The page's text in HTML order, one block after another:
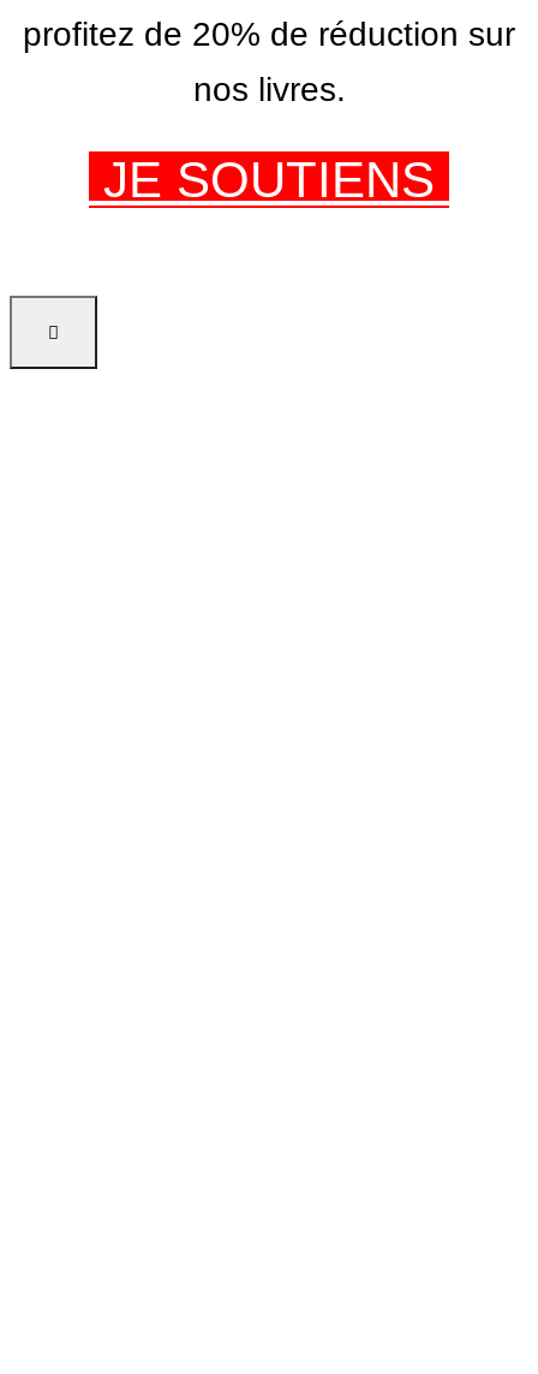
profitez de 20% de réduction sur
nos livres.
JE SOUTIENS